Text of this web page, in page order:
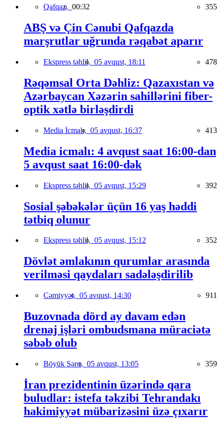
Qafqaz, 00:32 355
ABŞ və Çin Cənubi Qafqazda
marşrutlar uğrunda rəqabət aparır
Ekspress təhlil, 05 avqust, 18:11 478
Rəqəmsal Orta Dəhliz: Qazaxıstan və
Azərbaycan Xəzərin sahillərini fiber-
optik xətlə birləşdirdi
Media İcmalı, 05 avqust, 16:37 413
Media icmalı: 4 avqust saat 16:00-dan
5 avqust saat 16:00-dək
Ekspress təhlil, 05 avqust, 15:29 392
Sosial şəbəkələr üçün 16 yaş həddi
tətbiq olunur
Ekspress təhlil, 05 avqust, 15:12 352
Dövlət əmlakının qurumlar arasında
verilməsi qaydaları sadələşdirilib
Cəmiyyət, 05 avqust, 14:30 911
Buzovnada dörd ay davam edən
drenaj işləri ombudsmana müraciətə
səbəb olub
Böyük Şərq, 05 avqust, 13:05 359
İran prezidentinin üzərində qara
buludlar: istefa təkzibi Tehrandakı
hakimiyyət mübarizəsini üzə çıxarır